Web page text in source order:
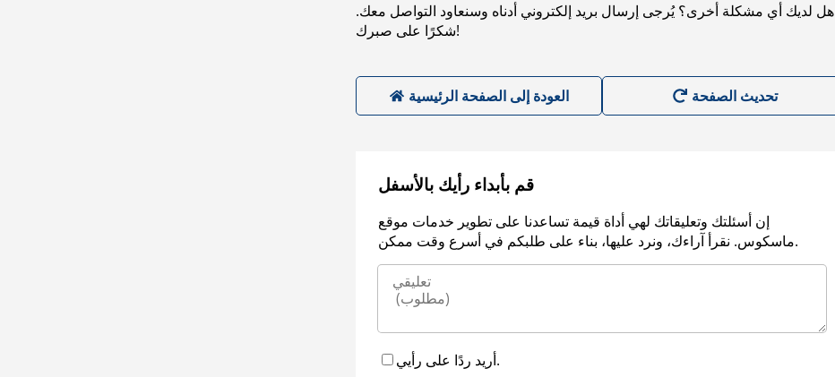
هل لديك أي مشكلة أخرى؟ يُرجى إرسال بريد إلكتروني أدناه وسنعاود التواصل معك.
شكرًا على صبرك!
العودة إلى الصفحة الرئيسية
قم بأبداء رأيك بالأسفل
إن أسئلتك وتعليقاتك لهي أداة قيمة تساعدنا على تطوير خدمات موقع
ماسكوس. نقرأ آراءك، ونرد عليها، بناء على طلبكم في أسرع وقت ممكن.
أريد ردًا على رأيي.